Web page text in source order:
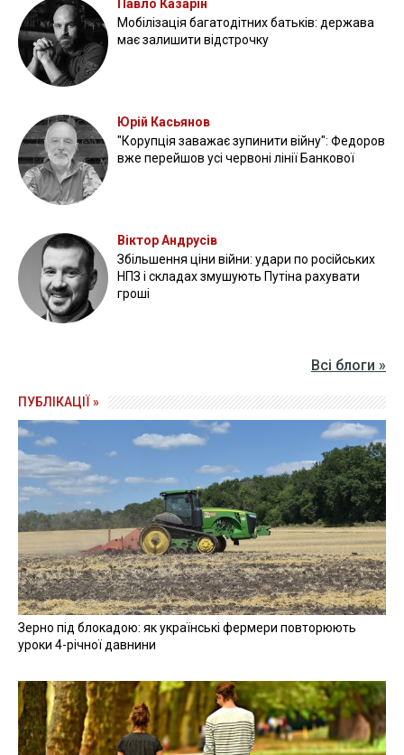
Павло Казарін
Мобілізація багатодітних батьків: держава
має залишити відстрочку
Юрій Касьянов
"Корупція заважає зупинити війну": Федоров
вже перейшов усі червоні лінії Банкової
Віктор Андрусів
Збільшення ціни війни: удари по російських
НПЗ і складах змушують Путіна рахувати
гроші
Всі блоги »
ПУБЛІКАЦІЇ »
Зерно під блокадою: як українські фермери повторюють
уроки 4-річної давнини